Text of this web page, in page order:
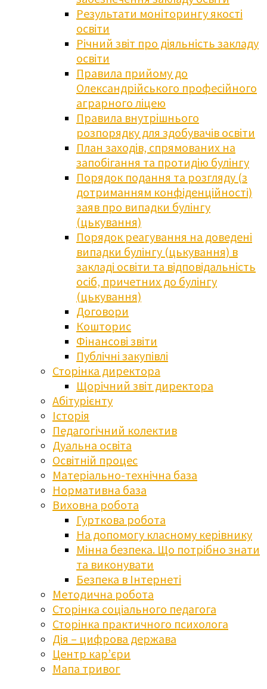
Результати моніторингу якості
освіти
Річний звіт про діяльність закладу
освіти
Правила прийому до
Олександрійського професійного
аграрного ліцею
Правила внутрішнього
розпорядку для здобувачів освіти
План заходів, спрямованих на
запобігання та протидію булінгу
Порядок подання та розгляду (з
дотриманням конфіденційності)
заяв про випадки булінгу
(цькування)
Порядок реагування на доведені
випадки булінгу (цькування) в
закладі освіти та відповідальність
осіб, причетних до булінгу
(цькування)
Договори
Кошторис
Фінансові звіти
Публічні закупівлі
Сторінка директора
Щорічний звіт директора
Абітурієнту
Історія
Педагогічний колектив
Дуальна освіта
Освітній процес
Матеріально-технічна база
Нормативна база
Виховна робота
Гурткова робота
На допомогу класному керівнику
Мінна безпека. Що потрібно знати
та виконувати
Безпека в Інтернеті
Методична робота
Сторінка соціального педагога
Сторінка практичного психолога
Дія – цифрова держава
Центр кар’єри
Мапа тривог